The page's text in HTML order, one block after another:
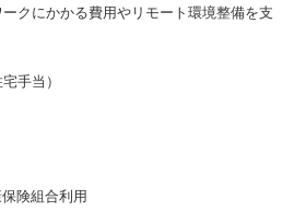
クにかかる費用やリモート環境整備を支
手当）
険組合利用